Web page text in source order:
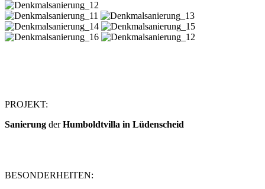
PROJEKT:
Sanierung derHumboldtvilla in Lüdenscheid
BESONDERHEITEN: